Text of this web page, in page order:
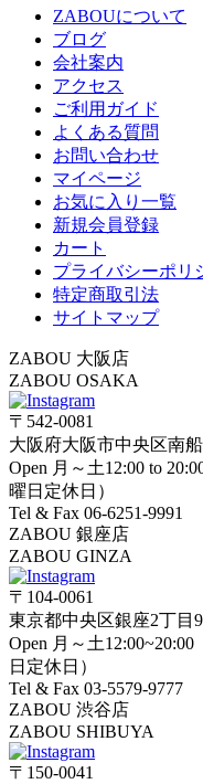
ZABOUについて
ブログ
会社案内
アクセス
ご利用ガイド
よくある質問
お問い合わせ
マイページ
お気に入り一覧
新規会員登録
カート
プライバシーポリ
特定商取引法
サイトマップ
ZABOU 大阪店
ZABOU OSAKA
〒542-0081
大阪府大阪市中央区南
Open 月～土12:00 to
曜日定休日）
Tel & Fax 06-6251-9991
ZABOU 銀座店
ZABOU GINZA
〒104-0061
東京都中央区銀座2丁目
Open 月～土
日定休日）
Tel & Fax 03-5579-9777
ZABOU 渋谷店
ZABOU SHIBUYA
〒150-0041